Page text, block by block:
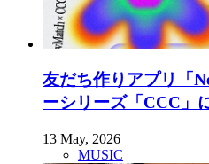
友だち作りアプリ「
ーシリーズ「CCC」
13 May, 2026
MUSIC